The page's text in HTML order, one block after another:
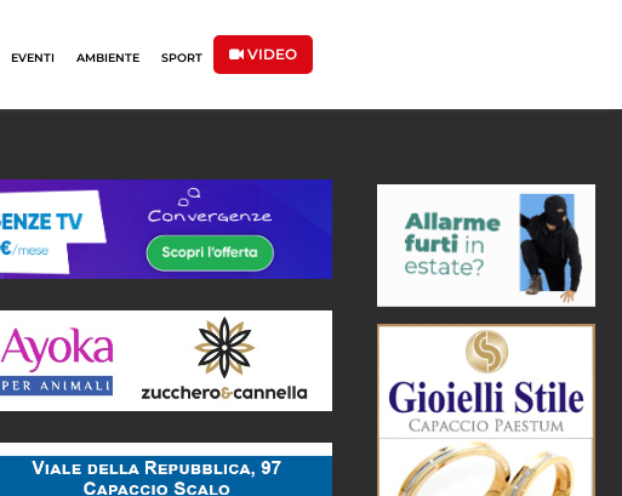
EVENTI AMBIENTE SPORT VIDEO